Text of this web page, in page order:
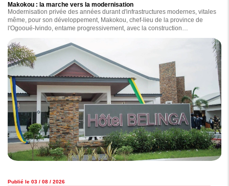
Makokou : la marche vers la modernisation
Modernisation privée des années durant d'infrastructures modernes, vitales
même, pour son développement, Makokou, chef-lieu de la province de
l'Ogooué-Ivindo, entame progressivement, avec la construction
d'infrastructures dont certaines ont été inaugurées en début de semaine
par le chef de l'Etat, Brice Clotaire Oligui Nguema, pendant que d'autres
sont en voie d'achèvement, sa marche vers un futur radieux. Au grand
bonheur des habitants de cette région située au nord-est du Gabon.
Publié le 03 / 08 / 2026